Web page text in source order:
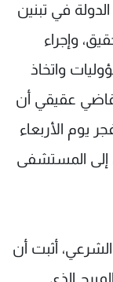
في تبنين
وإجراء
واتخاذ
عقيقي أن
يوم الأربعاء
إلى المستشفى
أثبت أن